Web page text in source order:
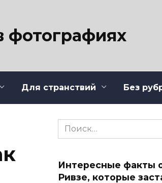
фотографиях
Для странствий Без
Search
for:
Интересные факты
Ривзе, которые